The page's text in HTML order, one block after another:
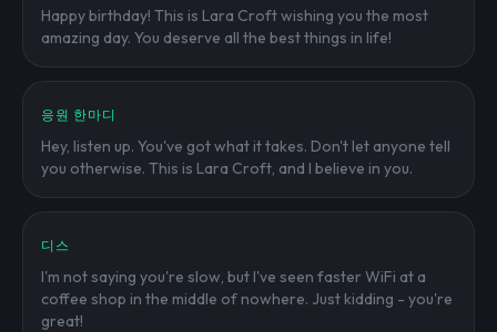
Happy birthday! This is Lara Croft wishing you the most
amazing day. You deserve all the best things in life!
응원 한마디
Hey, listen up. You've got what it takes. Don't let anyone tell
you otherwise. This is Lara Croft, and I believe in you.
디스
I'm not saying you're slow, but I've seen faster WiFi at a
coffee shop in the middle of nowhere. Just kidding - you're
great!